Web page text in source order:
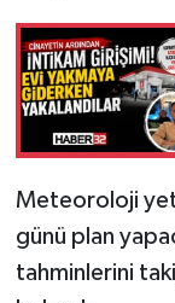
Meteoroloji
günü plan
tahminlerini